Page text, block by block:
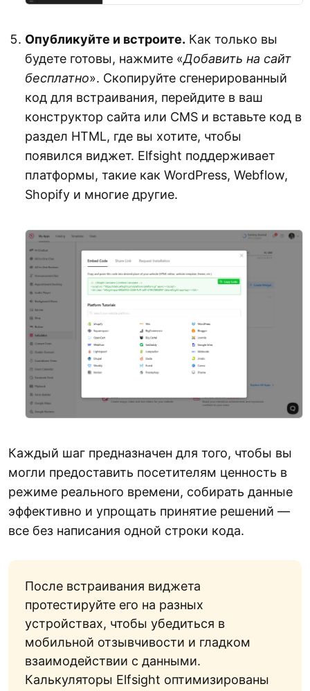
Опубликуйте и встроите. Как только вы
будете готовы, нажмите «Добавить на сайт
бесплатно». Скопируйте сгенерированный
код для встраивания, перейдите в ваш
конструктор сайта или CMS и вставьте код в
раздел HTML, где вы хотите, чтобы
появился виджет. Elfsight поддерживает
платформы, такие как WordPress, Webflow,
Shopify и многие другие.
Каждый шаг предназначен для того, чтобы вы
могли предоставить посетителям ценность в
режиме реального времени, собирать данные
эффективно и упрощать принятие решений —
все без написания одной строки кода.
После встраивания виджета
протестируйте его на разных
устройствах, чтобы убедиться в
мобильной отзывчивости и гладком
взаимодействии с данными.
Калькуляторы Elfsight оптимизированы